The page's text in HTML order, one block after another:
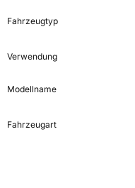
Fahrzeugtyp
Verwendung
Modellname
Fahrzeugart